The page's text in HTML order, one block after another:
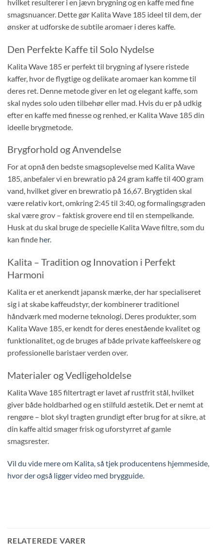
hvilket resulterer i en jævn brygning og en kaffe med fine
smagsnuancer. Dette gør Kalita Wave 185 ideel til dem, der
ønsker at udforske de subtile aromaer i deres kaffe.
Den Perfekte Kaffe til Solo Nydelse
Kalita Wave 185 er perfekt til brygning af lysere ristede
kaffer, hvor de flygtige og delikate aromaer kan komme til
deres ret. Denne metode giver en let og elegant kaffe, som
skal nydes solo uden tilbehør eller mad. Hvis du er på udkig
efter en kaffe med finesse og renhed, er Kalita Wave 185 din
ideelle brygmetode.
Brygforhold og Anvendelse
For at opnå den bedste smagsoplevelse med Kalita Wave
185, anbefaler vi en brewratio på 24 gram kaffe til 400 gram
vand, hvilket giver en brewratio på 16,67. Brygtiden skal
være relativ kort, omkring 2:45 til 3:40, og formalingsgraden
skal være grov – faktisk grovere end til en stempelkande.
Husk at du skal bruge de specielle Kalita Wave filtre, som du
kan finde her.
Kalita – Tradition og Innovation i Perfekt
Harmoni
Kalita er et anerkendt japansk mærke, der har specialiseret
sig i at skabe kaffeudstyr, der kombinerer traditionel
håndværk med moderne teknologi. Deres produkter, som
Kalita Wave 185, er kendt for deres enestående kvalitet og
funktionalitet, og de bruges af både private kaffeelskere og
professionelle baristaer verden over.
Materialer og Vedligeholdelse
Kalita Wave 185 filtertragt er lavet af rustfrit stål, hvilket
giver både holdbarhed og en stilfuld æstetik. Det er nemt at
rengøre – blot skyl tragten grundigt efter brug for at sikre, at
din kaffe altid smager frisk og uforstyrret af gamle
smagsrester.
Vil du vide mere om Kalita, så tjek producentens hjemmeside,
hvor der også ligger video med brygguide.
RELATEREDE VARER